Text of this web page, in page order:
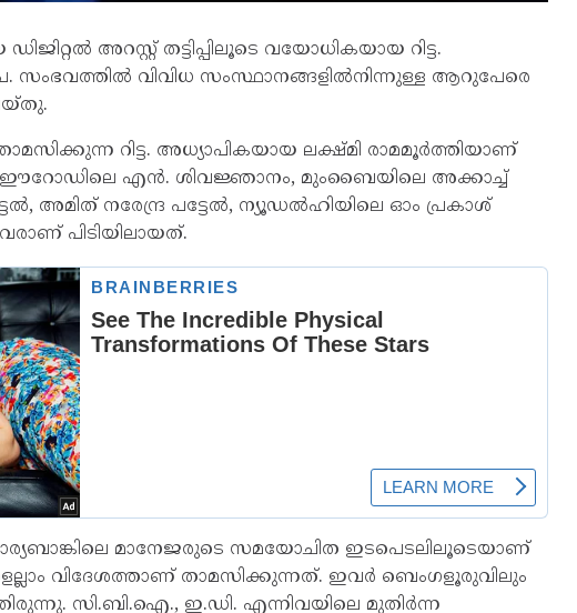
അറസ്റ്റ് തട്ടിപ്പിലൂടെ വയോധികയായ റിട്ട.
സംഭവത്തിൽ വിവിധ സംസ്ഥാനങ്ങളിൽനിന്നുള്ള ആറുപേരെ
താമസിക്കുന്ന റിട്ട. അധ്യാപികയായ ലക്ഷ്മി രാമമൂർത്തിയാണ്
ഈറോഡിലെ എൻ. ശിവജ്ഞാനം, മുംബൈയിലെ അക്കാച്ച്
അമിത് നരേന്ദ്ര പട്ടേൽ, ന്യൂഡൽഹിയിലെ ഓം പ്രകാശ്
പിടിയിലായത്.
മാനേജരുടെ സമയോചിത ഇടപെടലിലൂടെയാണ്
വിദേശത്താണ് താമസിക്കുന്നത്. ഇവർ ബെംഗളൂരുവിലും
സി.ബി.ഐ., ഇ.ഡി. എന്നിവയിലെ മുതിർന്ന